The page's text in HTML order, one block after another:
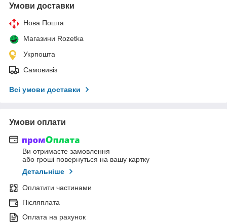
Умови доставки
Нова Пошта
Магазини Rozetka
Укрпошта
Самовивіз
Всі умови доставки
Умови оплати
Ви отримаєте замовлення
або гроші повернуться на вашу картку
Детальніше
Оплатити частинами
Післяплата
Оплата на рахунок